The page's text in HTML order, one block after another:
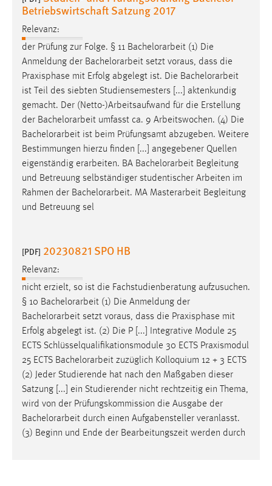
Betriebswirtschaft Satzung 2017
Relevanz:
der Prüfung zur Folge. § 11 Bachelorarbeit (1) Die
Anmeldung der Bachelorarbeit setzt voraus, dass die
Praxisphase mit Erfolg abgelegt ist. Die Bachelorarbeit
ist Teil des siebten Studiensemesters [...] aktenkundig
gemacht. Der (Netto-)Arbeitsaufwand für die Erstellung
der Bachelorarbeit umfasst ca. 9 Arbeitswochen. (4) Die
Bachelorarbeit ist beim Prüfungsamt abzugeben. Weitere
Bestimmungen hierzu finden [...] angegebener Quellen
eigenständig erarbeiten. BA Bachelorarbeit Begleitung
und Betreuung selbständiger studentischer Arbeiten im
Rahmen der Bachelorarbeit. MA Masterarbeit Begleitung
und Betreuung sel
[PDF] 20230821 SPO HB
Relevanz:
nicht erzielt, so ist die Fachstudienberatung aufzusuchen.
§ 10 Bachelorarbeit (1) Die Anmeldung der
Bachelorarbeit setzt voraus, dass die Praxisphase mit
Erfolg abgelegt ist. (2) Die P [...] Integrative Module 25
ECTS Schlüsselqualifikationsmodule 30 ECTS Praxismodul
25 ECTS Bachelorarbeit zuzüglich Kolloquium 12 + 3 ECTS
(2) Jeder Studierende hat nach den Maßgaben dieser
Satzung [...] ein Studierender nicht rechtzeitig ein Thema,
wird von der Prüfungskommission die Ausgabe der
Bachelorarbeit durch einen Aufgabensteller veranlasst.
(3) Beginn und Ende der Bearbeitungszeit werden durch